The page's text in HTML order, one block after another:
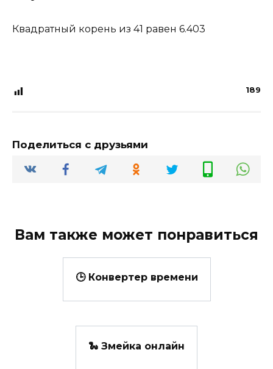
Квадратный корень из 41 равен 6.403
189
Поделиться с друзьями
Вам также может понравиться
🕒 Конвертер времени
🐍 Змейка онлайн